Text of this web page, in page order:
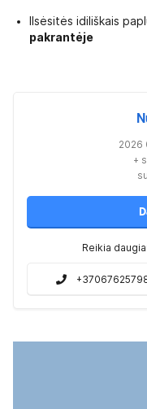
Ilsėsitės idiliškais
pakrantėje
2026
+
Reikia